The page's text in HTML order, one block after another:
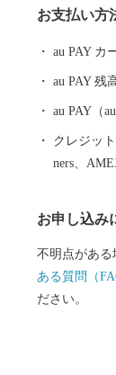
恵まれ、海水
のが温泉で
し、山や渓
並ぶ温泉、
お支払い方
au PAY カ
au PAY 残
au PAY（
クレジッ
ners、
お申し込み
不明点がある
ある質問（
ださい。